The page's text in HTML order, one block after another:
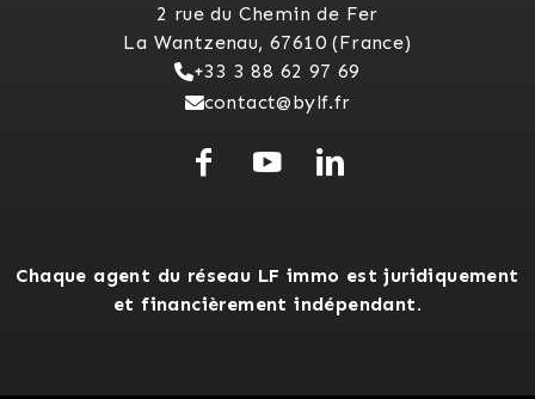
2 rue du Chemin de Fer
La Wantzenau, 67610 (France)
+33 3 88 62 97 69
contact@bylf.fr
Chaque agent du réseau LF immo est juridiquement
et financièrement indépendant.